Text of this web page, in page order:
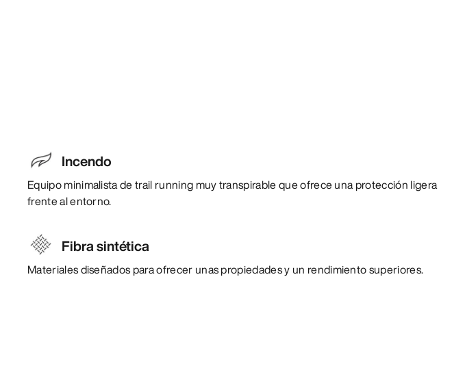
Incendo
Equipo minimalista de trail running muy transpirable que ofrece una protección ligera
frente al entorno.
Fibra sintética
Materiales diseñados para ofrecer unas propiedades y un rendimiento superiores.